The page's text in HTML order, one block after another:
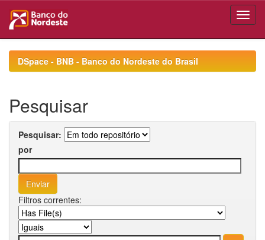
navigationDSpace - BNB - Banco do Nordeste do Brasil
Pesquisar
Pesquisar:
por
Filtros correntes: